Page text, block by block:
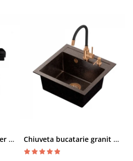
Oala de gatit multicooker 11 functii Instant Pot Pro Crisp 8 + Air Fryer 7.6 lt Chiuveta bucatarie granit cu finisaj negru perlat/cupru Steingran Art Copper cu dozator si baterie Quadron